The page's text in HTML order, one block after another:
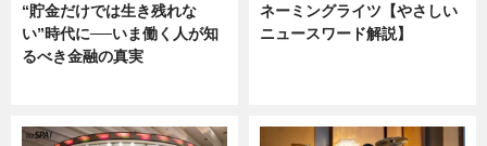
“貯金だけでは生き残れな
い”時代に──いま働く人が知
るべき金融の真実
ネーミングライツ【やさしい
ニュースワード解説】